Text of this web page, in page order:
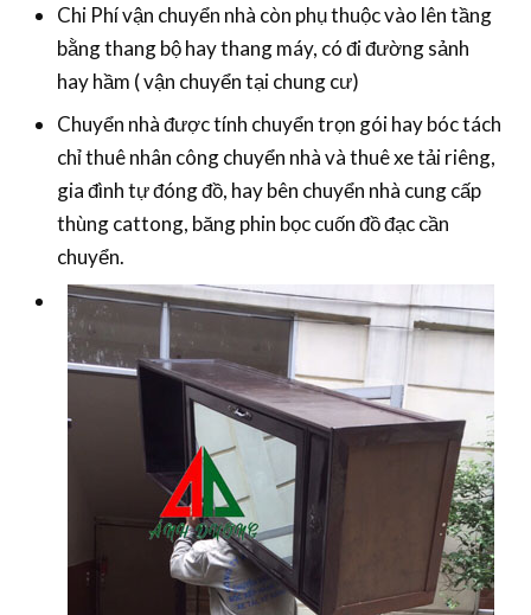
Chi Phí vận chuyển nhà còn phụ thuộc vào lên tầng
bằng thang bộ hay thang máy, có đi đường sảnh
hay hầm ( vận chuyển tại chung cư)
Chuyển nhà được tính chuyển trọn gói hay bóc tách
chỉ thuê nhân công chuyển nhà và thuê xe tải riêng,
gia đình tự đóng đồ, hay bên chuyển nhà cung cấp
thùng cattong, băng phin bọc cuốn đồ đạc cần
chuyển.